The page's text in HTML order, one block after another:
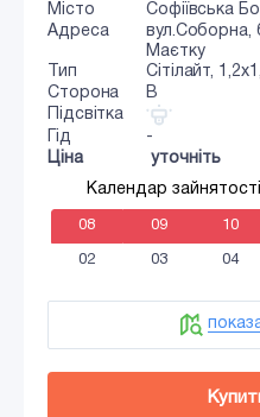
Місто
Софіївська
Адреса
вул.Соборна,
Маєтку
Тип
Сiтiлайт,
Сторона
B
Підсвітка
Гід
-
Ціна
уточніть
Календар зайнятості
08 09 10
02 03 04